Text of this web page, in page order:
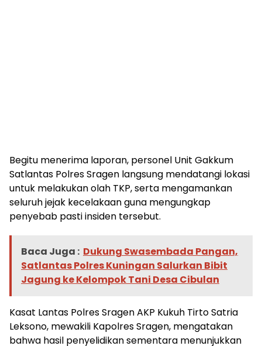
Begitu menerima laporan, personel Unit Gakkum
Satlantas Polres Sragen langsung mendatangi lokasi
untuk melakukan olah TKP, serta mengamankan
seluruh jejak kecelakaan guna mengungkap
penyebab pasti insiden tersebut.
Baca Juga : Dukung Swasembada Pangan,
Satlantas Polres Kuningan Salurkan Bibit
Jagung ke Kelompok Tani Desa Cibulan
Kasat Lantas Polres Sragen AKP Kukuh Tirto Satria
Leksono, mewakili Kapolres Sragen, mengatakan
bahwa hasil penyelidikan sementara menunjukkan